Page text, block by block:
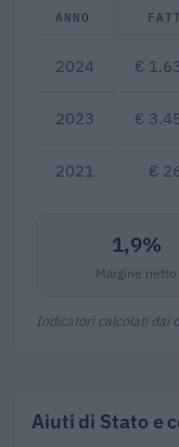
ANNO
2024 €
2023 €
2021 €
1,9%
Margine netto
Indicatori calcolati dai
Aiuti di Stato e